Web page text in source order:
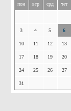
пон втр срд чет
3 4 5 6
10 11 12 13
17 18 19 20
24 25 26 27
31